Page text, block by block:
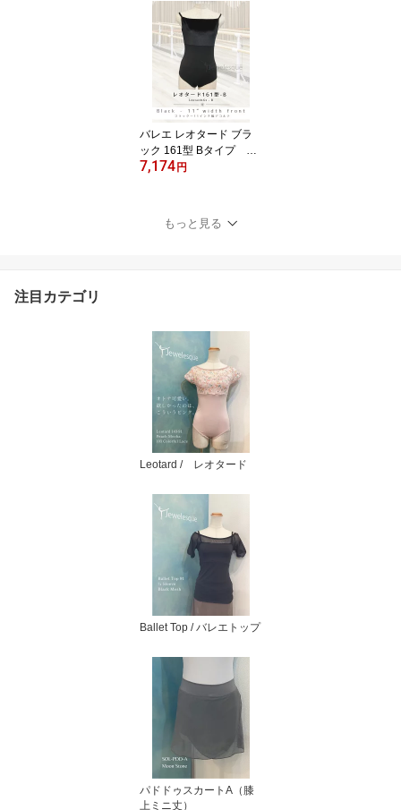
ナルpull-on-b-powderblu
emesh
バレエ レオタード ブラ
ック 161型 Bタイプ デ
コルテ11インチ幅 ジ
7,174 円
もっと見る
注目カテゴリ
Leotard / レオタード
Ballet Top / バレエトップ
パドドゥスカートA（膝
上ミニ丈）